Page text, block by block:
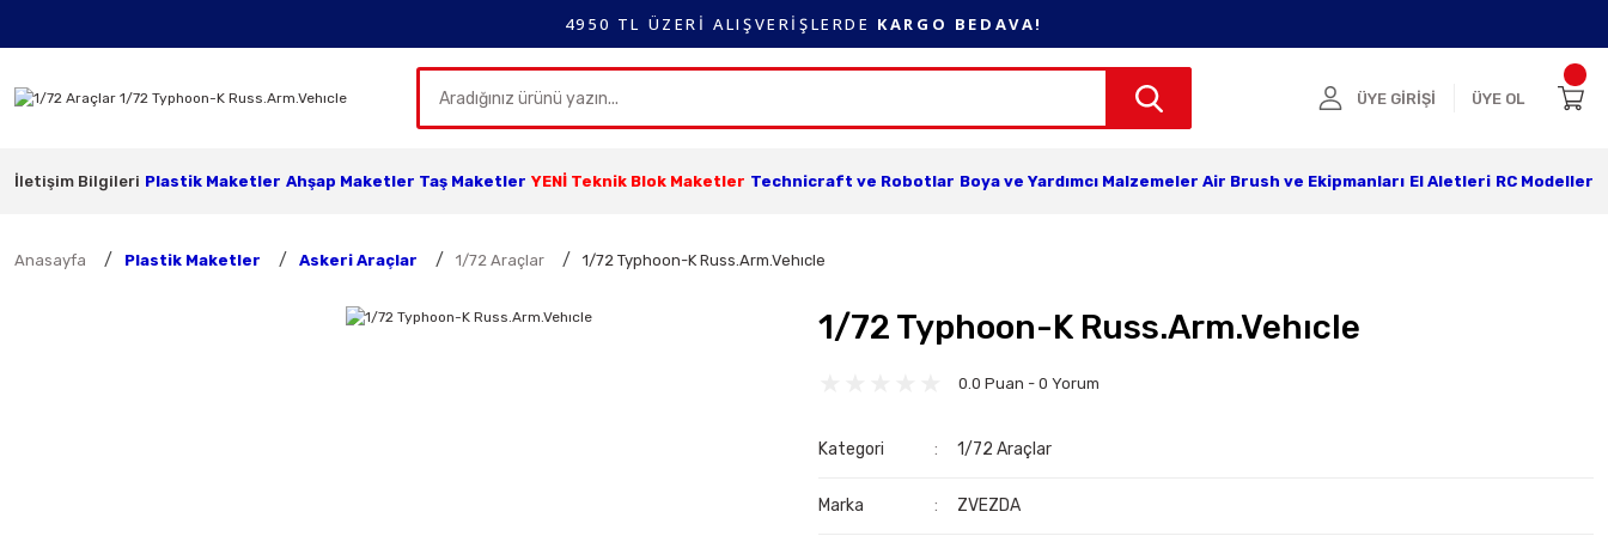
4950 TL ÜZERİ ALIŞVERİŞLERDE KARGO BEDAVA!
ÜYE GİRİŞİ ÜYE OL
İletişim Bilgileri Plastik Maketler Ahşap Maketler Taş Maketler YENİ Teknik Blok Maketler Technicraft ve Robotlar Boya ve Yardımcı Malzemeler Air Brush ve Ekipmanları El Aletleri RC Modeller
Anasayfa Plastik Maketler Askeri Araçlar 1/72 Araçlar 1/72 Typhoon-K Russ.Arm.Vehıcle
1/72 Typhoon-K Russ.Arm.Vehıcle
0.0 Puan - 0 Yorum
Kategori 1/72 Araçlar
Marka ZVEZDA